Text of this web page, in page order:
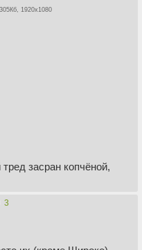
305Кб, 1920x1080
засран копчёной,
3